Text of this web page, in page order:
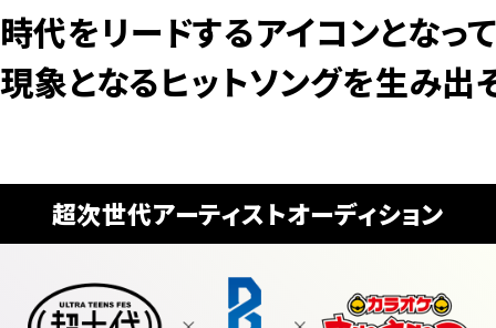
時代をリードするアイコンとなって
象となるヒットソングを生み出
超次世代アーティストオーディション